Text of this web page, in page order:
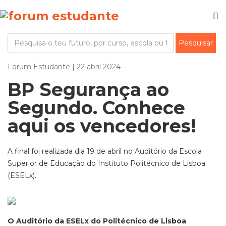
Forum Estudante | 22 abril 2024
BP Segurança ao
Segundo. Conhece
aqui os vencedores!
A final foi realizada dia 19 de abril no Auditório da Escola
Superior de Educação do Instituto Politécnico de Lisboa
(ESELx).
O Auditório da ESELx do Politécnico de Lisboa